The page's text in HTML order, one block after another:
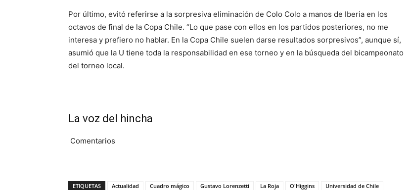
Por último, evitó referirse a la sorpresiva eliminación de Colo Colo a manos de Iberia en los
octavos de final de la Copa Chile. “Lo que pase con ellos en los partidos posteriores, no me
interesa y prefiero no hablar. En la Copa Chile suelen darse resultados sorpresivos”, aunque sí,
asumió que la U tiene toda la responsabilidad en ese torneo y en la búsqueda del bicampeonato
del torneo local.
La voz del hincha
Comentarios
ETIQUETAS Actualidad Cuadro mágico Gustavo Lorenzetti La Roja O'Higgins Universidad de Chile